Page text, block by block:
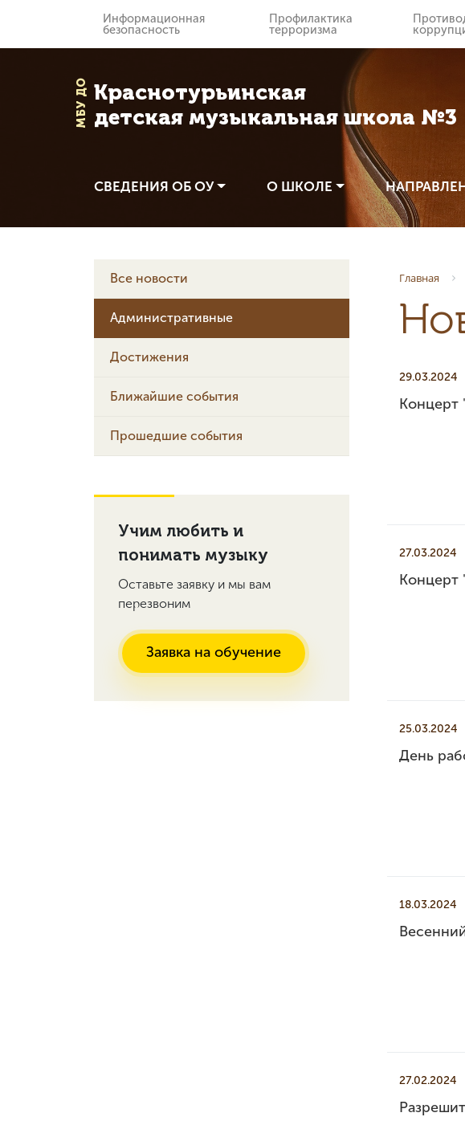
Информационная
безопасность
Профилактика
терроризма
МБУ ДО Краснотурьинская
детская музыкальная школа №3
СВЕДЕНИЯ ОБ ОУ О ШКОЛЕ
Главная
29.03.2024
Концерт
27.03.2024
Концерт
25.03.2024
День
18.03.2024
27.02.2024
Все новости
Административные
Достижения
Ближайшие события
Прошедшие события
Учим любить и
понимать музыку
Оставьте заявку и мы вам
перезвоним
Заявка на обучение